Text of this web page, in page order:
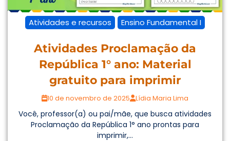
Atividades e recursos Ensino Fundamental I
Atividades Proclamação da
República 1° ano: Material
gratuito para imprimir
10 de novembro de 2025 Lídia Maria Lima
Você, professor(a) ou pai/mãe, que busca atividades
Proclamação da República 1° ano prontas para
imprimir,...